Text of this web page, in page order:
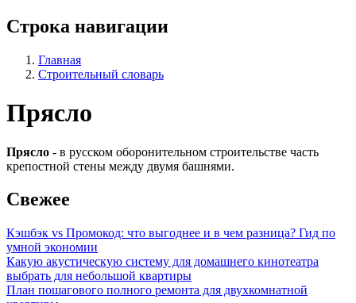
Строка навигации
Главная
Строительный словарь
Прясло
Прясло - в русском оборонительном строительстве часть
крепостной стены между двумя башнями.
Свежее
Кэшбэк vs Промокод: что выгоднее и в чем разница? Гид по
умной экономии
Какую акустическую систему для домашнего кинотеатра
выбрать для небольшой квартиры
План пошагового полного ремонта для двухкомнатной